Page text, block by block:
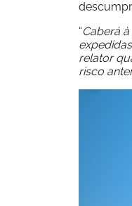
“Caberá
relator
risco